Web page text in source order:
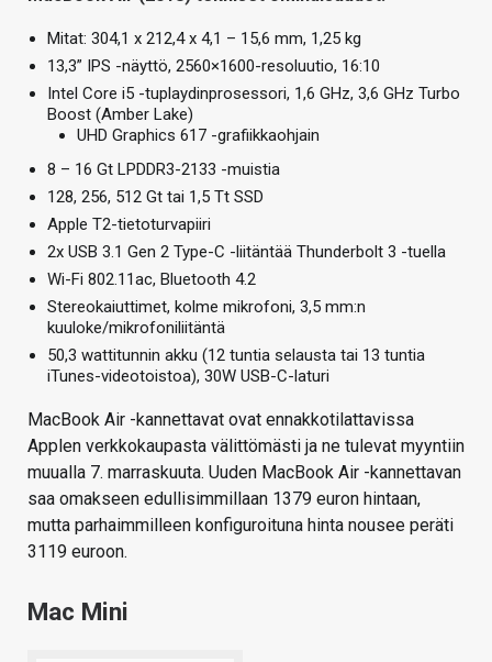
Mitat: 304,1 x 212,4 x 4,1 – 15,6 mm, 1,25 kg
13,3” IPS -näyttö, 2560×1600-resoluutio, 16:10
Intel Core i5 -tuplaydinprosessori, 1,6 GHz, 3,6 GHz Turbo
Boost (Amber Lake)
UHD Graphics 617 -grafiikkaohjain
8 – 16 Gt LPDDR3-2133 -muistia
128, 256, 512 Gt tai 1,5 Tt SSD
Apple T2-tietoturvapiiri
2x USB 3.1 Gen 2 Type-C -liitäntää Thunderbolt 3 -tuella
Wi-Fi 802.11ac, Bluetooth 4.2
Stereokaiuttimet, kolme mikrofoni, 3,5 mm:n
kuuloke/mikrofoniliitäntä
50,3 wattitunnin akku (12 tuntia selausta tai 13 tuntia
iTunes-videotoistoa), 30W USB-C-laturi
MacBook Air -kannettavat ovat ennakkotilattavissa
Applen verkkokaupasta välittömästi ja ne tulevat myyntiin
muualla 7. marraskuuta. Uuden MacBook Air -kannettavan
saa omakseen edullisimmillaan 1379 euron hintaan,
mutta parhaimmilleen konfiguroituna hinta nousee peräti
3119 euroon.
Mac Mini